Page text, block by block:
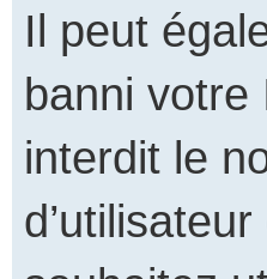
Il peut
banni votre
interdit le